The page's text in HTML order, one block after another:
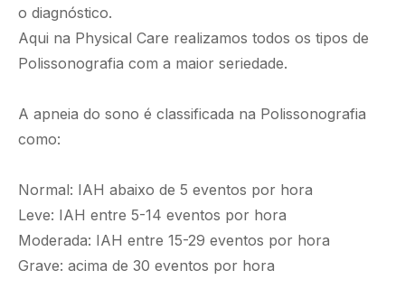
o diagnóstico.
Aqui na Physical Care realizamos todos os tipos de
Polissonografia com a maior seriedade.
A apneia do sono é classificada na Polissonografia
como:
Normal: IAH abaixo de 5 eventos por hora
Leve: IAH entre 5-14 eventos por hora
Moderada: IAH entre 15-29 eventos por hora
Grave: acima de 30 eventos por hora